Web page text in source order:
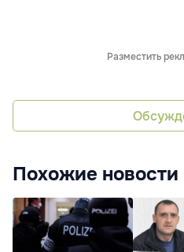
Разместить
Похожие новости